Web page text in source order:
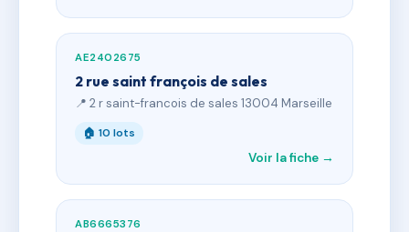
AE2402675
2 rue saint françois de sales
📍 2 r saint-francois de sales 13004 Marseille
🏠 10 lots
Voir la fiche →
AB6665376